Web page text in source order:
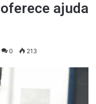
ajuda
0 213